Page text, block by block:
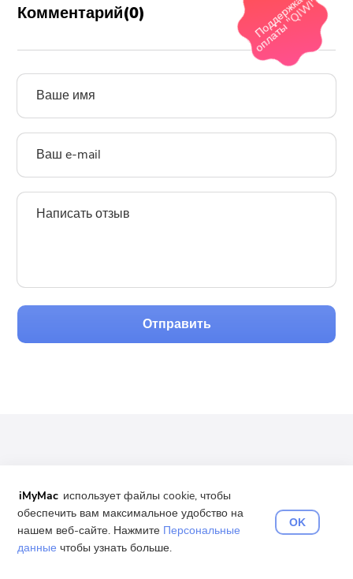
П
оддерж
ка
оплаты
"Q
IW
I"
Комментарий(0)
Отправить
обновления и предложения
iMyMac использует файлы cookie, чтобы
обеспечить вам максимальное удобство на
нашем веб-сайте. Нажмите Персональные
данные чтобы узнать больше.
OK